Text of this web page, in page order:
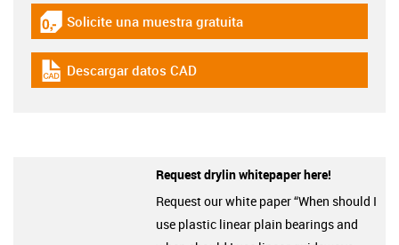
igus-icon-gratismuster
Solicite una muestra gratuita
igus-icon-cad-dateien
Descargar datos CAD
Request drylin whitepaper here!
Request our white paper “When should I
use plastic linear plain bearings and